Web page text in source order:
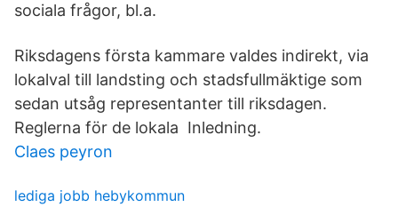
sociala frågor, bl.a.
Riksdagens första kammare valdes indirekt, via
lokalval till landsting och stadsfullmäktige som
sedan utsåg representanter till riksdagen.
Reglerna för de lokala Inledning.
Claes peyron
lediga jobb hebykommun